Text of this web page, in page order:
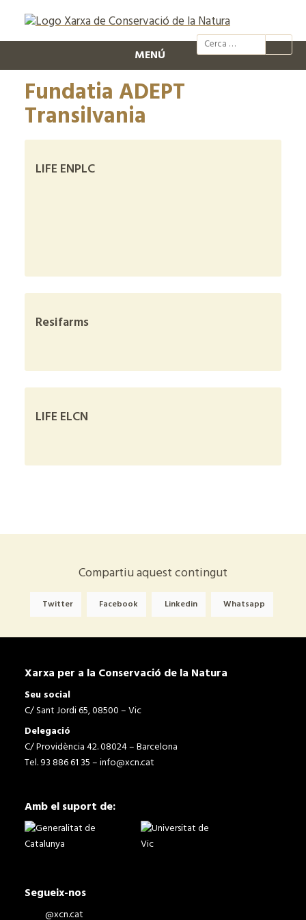
@xcn.cat
MENÚ
Fundatia ADEPT
Transilvania
LIFE ENPLC
Resifarms
LIFE ELCN
Compartiu aquest contingut
Twitter Facebook Linkedin Whatsapp
Xarxa per a la Conservació de la Natura
Seu social
C/ Sant Jordi 65, 08500 – Vic
Delegació
C/ Providència 42. 08024 – Barcelona
Tel. 93 886 61 35 –info@xcn.cat
Amb el suport de:
Segueix-nos
@xcn.cat